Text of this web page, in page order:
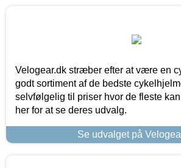
Velogear.dk stræber efter at være en
godt sortiment af de bedste
selvfølgelig til priser hvor de fleste
her for at se deres udvalg.
Se udvalget på